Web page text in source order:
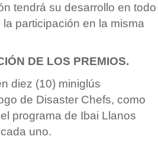
n tendrá su desarrollo en todo
participación en la misma
N DE LOS PREMIOS.
diez (10) miniglús
de Disaster Chefs, como
programa de Ibai Llanos
uno.